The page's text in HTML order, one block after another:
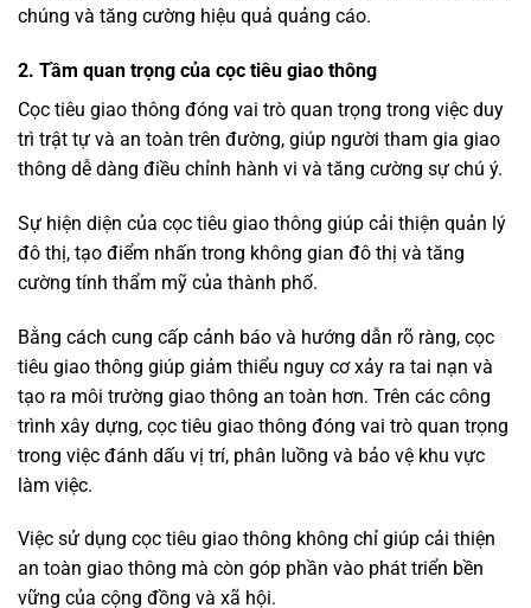
chúng và tăng cường hiệu quả quảng cáo.
2. Tầm quan trọng của cọc tiêu giao thông
Cọc tiêu giao thông đóng vai trò quan trọng trong việc duy
trì trật tự và an toàn trên đường, giúp người tham gia giao
thông dễ dàng điều chỉnh hành vi và tăng cường sự chú ý.
Sự hiện diện của cọc tiêu giao thông giúp cải thiện quản lý
đô thị, tạo điểm nhấn trong không gian đô thị và tăng
cường tính thẩm mỹ của thành phố.
Bằng cách cung cấp cảnh báo và hướng dẫn rõ ràng, cọc
tiêu giao thông giúp giảm thiểu nguy cơ xảy ra tai nạn và
tạo ra môi trường giao thông an toàn hơn. Trên các công
trình xây dựng, cọc tiêu giao thông đóng vai trò quan trọng
trong việc đánh dấu vị trí, phân luồng và bảo vệ khu vực
làm việc.
Việc sử dụng cọc tiêu giao thông không chỉ giúp cải thiện
an toàn giao thông mà còn góp phần vào phát triển bền
vững của cộng đồng và xã hội.